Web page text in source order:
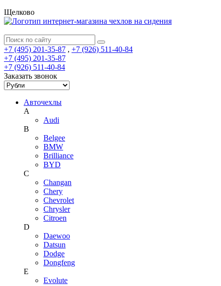
Щелково
+7 (495) 201-35-87 , +7 (926) 511-40-84
+7 (495) 201-35-87
+7 (926) 511-40-84
Заказать звонок
Авточехлы
A
Audi
B
Belgee
BMW
Brilliance
BYD
C
Changan
Chery
Chevrolet
Chrysler
Citroen
D
Daewoo
Datsun
Dodge
Dongfeng
E
Evolute